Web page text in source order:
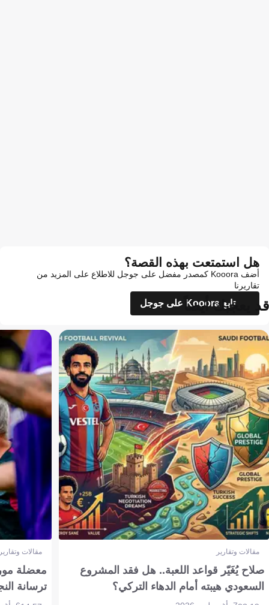
هل استمتعت بهذه القصة؟
أضف Kooora كمصدر مفضل على جوجل للاطلاع على المزيد من
تقاريرنا
تابع Kooora على جوجل
قد يعجبك أيضاً
مقالات وتقارير
صلاح يُغَيّر قواعد اللعبة.. هل فقد المشروع
السعودي هيبته أمام الدهاء التركي؟
مقالات
معضلة
ترسانة